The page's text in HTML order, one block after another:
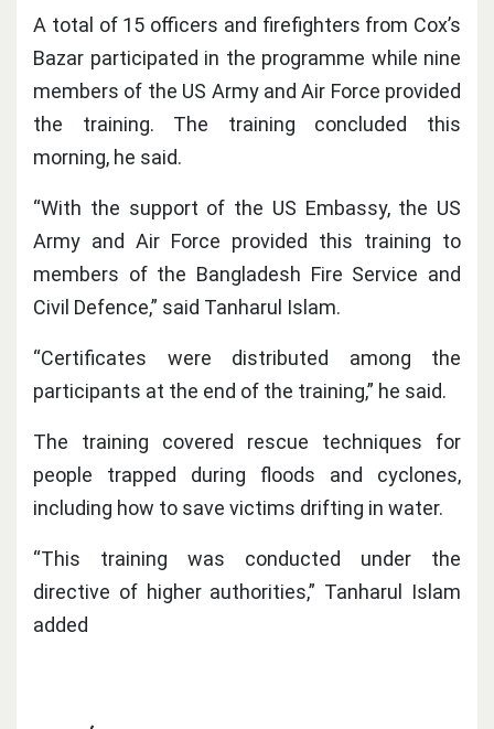
A total of 15 officers and firefighters from Cox’s
Bazar participated in the programme while nine
members of the US Army and Air Force provided
the training. The training concluded this
morning, he said.
“With the support of the US Embassy, the US
Army and Air Force provided this training to
members of the Bangladesh Fire Service and
Civil Defence,” said Tanharul Islam.
“Certificates were distributed among the
participants at the end of the training,” he said.
The training covered rescue techniques for
people trapped during floods and cyclones,
including how to save victims drifting in water.
“This training was conducted under the
directive of higher authorities,” Tanharul Islam
added